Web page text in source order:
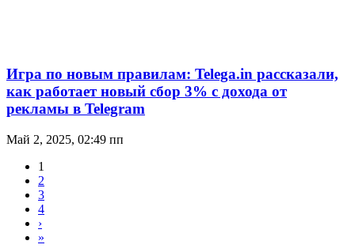
Игра по новым правилам: Telega.in рассказали,
как работает новый сбор 3% с дохода от
рекламы в Telegram
Май 2, 2025, 02:49 пп
1
2
3
4
›
»